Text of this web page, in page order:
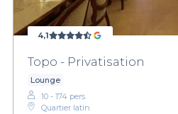
4,1
Topo - Privatisation
Lounge
10 - 174 pers.
Quartier latin